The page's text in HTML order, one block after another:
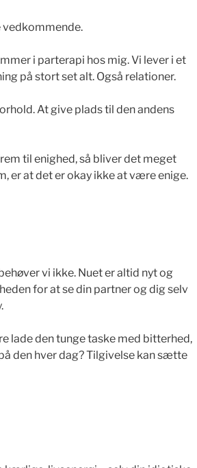
vedkommende.
i parterapi hos mig. Vi lever i et
på stort set alt. Også relationer.
At give plads til den andens
til enighed, så bliver det meget
er at det er okay ikke at være enige.
vi ikke. Nuet er altid nyt og
for at se din partner og dig selv
lade den tunge taske med bitterhed,
den hver dag? Tilgivelse kan sætte